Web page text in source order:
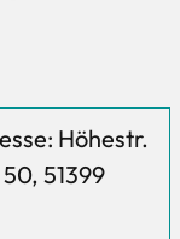
Höhestr.
50, 51399